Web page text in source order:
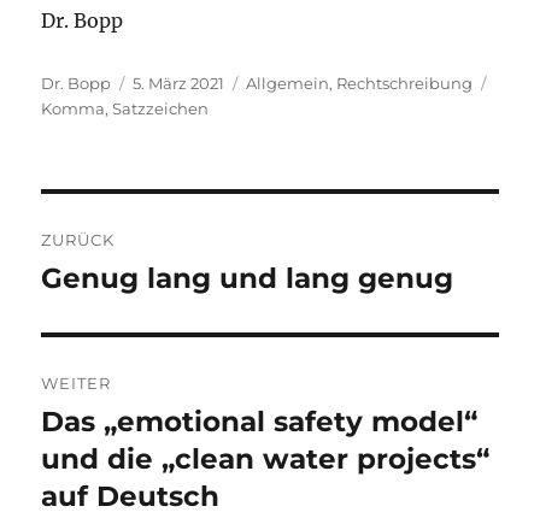
Dr. Bopp
Autor
Dr. Bopp
Veröffentlicht
am
5. März 2021 Kategorien
Allgemein, Rechtschreibung
Komma,Satzzeichen
ZURÜCK
Vorheriger
Genug lang und lang genug
WEITER
Nächster
Beitrag:
Das „emotional safety model“
und die „clean water projects“
auf Deutsch